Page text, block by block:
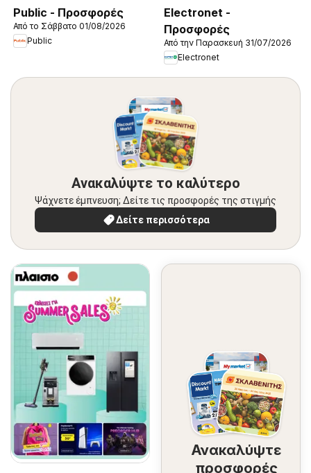
Public - Προσφορές
Από το Σάββατο 01/08/2026
Public
Electronet -
Προσφορές
Από την Παρασκευή 31/07/2026
Electronet
Ανακαλύψτε το καλύτερο
Ψάχνετε έμπνευση; Δείτε τις προσφορές της στιγμής
Δείτε περισσότερα
Ανακαλύψτε
προσφορές